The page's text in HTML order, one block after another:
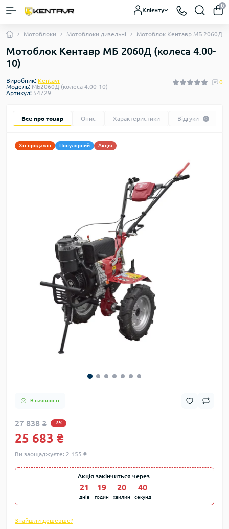
Клієнту
0
Мотоблоки Мотоблоки дизельні Мотоблок Кентавр МБ 2060Д
Мотоблок Кентавр МБ 2060Д (колеса 4.00-
10)
Виробник: Kentavr
Модель: МБ2060Д (колеса 4.00-10)
Артикул: 54729
0
Все про товар Опис Характеристики Відгуки 0
Хіт продажів Популярний Акція
В наявності
27 838 ₴ -8%
25 683 ₴
Ви заощаджуєте: 2 155 ₴
Акція закінчиться через:
21
днів
19
годин
20
хвилин
39
секунд
Знайшли дешевше?